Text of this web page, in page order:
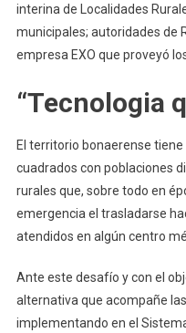
interina de Localidades
municipales; autoridades de
empresa EXO que proveyó
“Tecnologia
El territorio bonaerense
cuadrados con poblaciones
rurales que, sobre todo en
emergencia el trasladarse
atendidos en algún centro
Ante este desafío y con el
alternativa que acompañe
implementando en el